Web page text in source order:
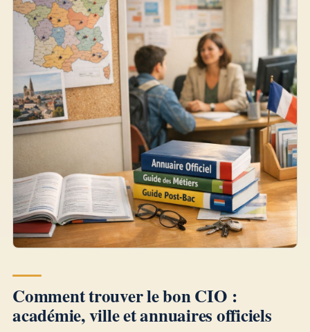
Comment trouver le bon CIO :
académie, ville et annuaires officiels